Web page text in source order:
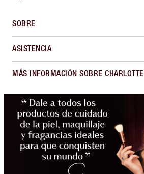
SOBRE
ASISTENCIA
MÁS INFORMACIÓN SOBRE CHARLOTTE